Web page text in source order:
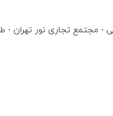
تجاری نور تهران - طبقه 3 - واحد